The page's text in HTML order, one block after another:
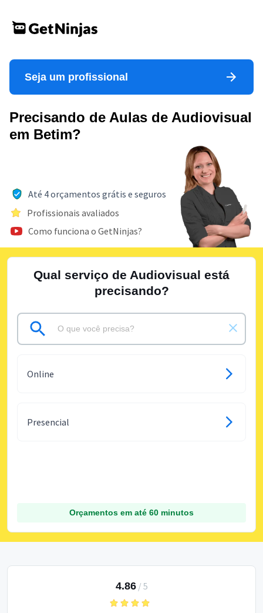
Seja um profissional
Precisando de Aulas de Audiovisual
em Betim?
Até 4 orçamentos grátis e seguros
Profissionais avaliados
Como funciona o GetNinjas?
Qual serviço de Audiovisual está
precisando?
Online
Presencial
Orçamentos em até 60 minutos
4.86/ 5